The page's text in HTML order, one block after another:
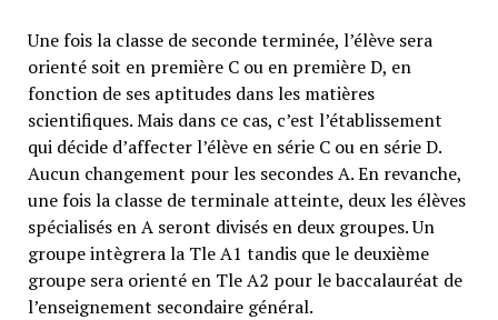
Une fois la classe de seconde terminée, l’élève sera
orienté soit en première C ou en première D, en
fonction de ses aptitudes dans les matières
scientifiques. Mais dans ce cas, c’est l’établissement
qui décide d’affecter l’élève en série C ou en série D.
Aucun changement pour les secondes A. En revanche,
une fois la classe de terminale atteinte, deux les élèves
spécialisés en A seront divisés en deux groupes. Un
groupe intègrera la Tle A1 tandis que le deuxième
groupe sera orienté en Tle A2 pour le baccalauréat de
l’enseignement secondaire général.